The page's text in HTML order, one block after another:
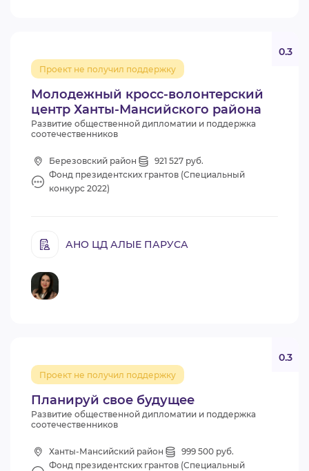
Молодежный кросс-волонтерский
центр Ханты-Мансийского района
Проект не получил поддержку
0.3
Развитие общественной дипломатии и поддержка
соотечественников
Березовский район
921 527 руб.
Фонд президентских грантов (Специальный
конкурс 2022)
АНО ЦД АЛЫЕ ПАРУСА
Планируй свое будущее
Проект не получил поддержку
0.3
Развитие общественной дипломатии и поддержка
соотечественников
Ханты-Мансийский район
999 500 руб.
Фонд президентских грантов (Специальный